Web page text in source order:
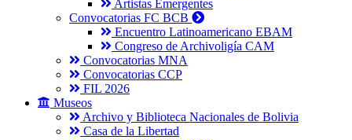
Artistas Emergentes
Convocatorias FC BCB
Encuentro Latinoamericano EBAM
Congreso de Archivoligía CAM
Convocatorias MNA
Convocatorias CCP
FIL 2026
Museos
Archivo y Biblioteca Nacionales de Bolivia
Casa de la Libertad